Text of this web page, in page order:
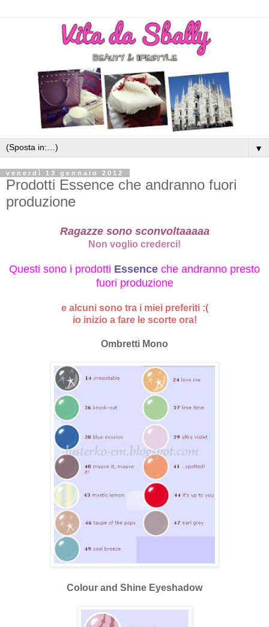
▼
venerdì 13 gennaio 2012
Prodotti Essence che andranno fuori
produzione
Ragazze sono sconvoltaaaaa
Non voglio crederci!
Questi sono i prodotti Essence che andranno presto
fuori produzione
e alcuni sono tra i miei preferiti :(
io inizio a fare le scorte ora!
Ombretti Mono
Colour and Shine Eyeshadow